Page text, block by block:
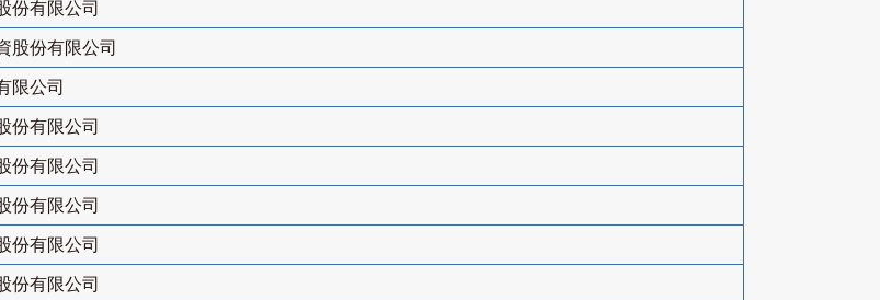
份有限公司
股份有限公司
限公司
份有限公司
份有限公司
份有限公司
份有限公司
份有限公司